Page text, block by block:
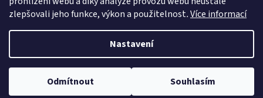
zlepšovali jeho funkce, výkon a použitelnost.Více informací
Nastavení
Odmítnout Souhlasím
Vytvořil Shoptet
Copyright 2026ZAHRADA a INTERIÉR. Všechna práva vyhrazena.
Upravit nastavení cookies
Chci novinky a slevu
Vaše data jsou u nás v bezpečí.